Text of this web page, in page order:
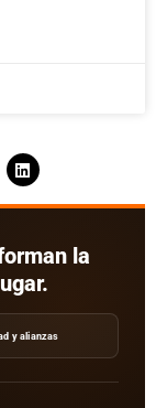
la
y alianzas